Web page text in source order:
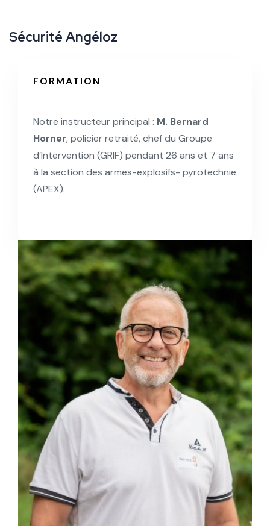
Sécurité Angéloz
FORMATION
Notre instructeur principal : M. Bernard
Horner, policier retraité, chef du Groupe
d’Intervention (GRIF) pendant 26 ans et 7 ans
à la section des armes-explosifs- pyrotechnie
(APEX).